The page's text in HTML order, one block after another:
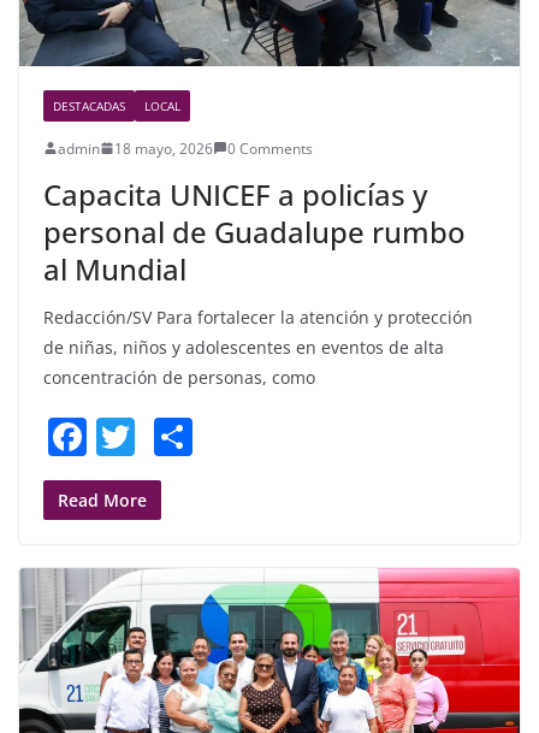
DESTACADAS LOCAL
admin 18 mayo, 2026 0 Comments
Capacita UNICEF a policías y
personal de Guadalupe rumbo
al Mundial
Redacción/SV Para fortalecer la atención y protección
de niñas, niños y adolescentes en eventos de alta
concentración de personas, como
F
a
c
b
o
o
k
T
w
itt
Read More